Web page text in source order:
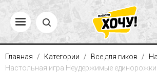
Главная Категории Все для гиков
Настольная игра Неудержимые единорожки